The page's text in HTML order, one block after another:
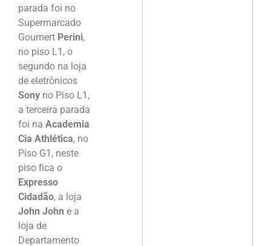
parada foi no
Supermarcado
Goumert Perini,
no piso L1, o
segundo na loja
de eletrônicos
Sony no Piso L1,
a terceira parada
foi na Academia
Cia Athlética, no
Piso G1, neste
piso fica o
Expresso
Cidadão, a loja
John John e a
loja de
Departamento